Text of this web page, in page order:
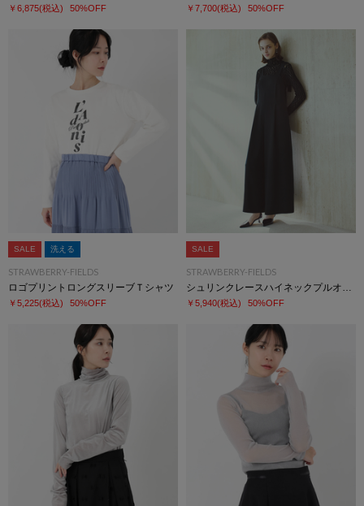
￥6,875(税込) 50%OFF ￥7,700(税込) 50%OFF
SALE 洗える
STRAWBERRY-FIELDS
ロゴプリントロングスリーブＴシャツ
￥5,225(税込) 50%OFF
SALE
STRAWBERRY-FIELDS
￥5,940(税込) 50%OFF